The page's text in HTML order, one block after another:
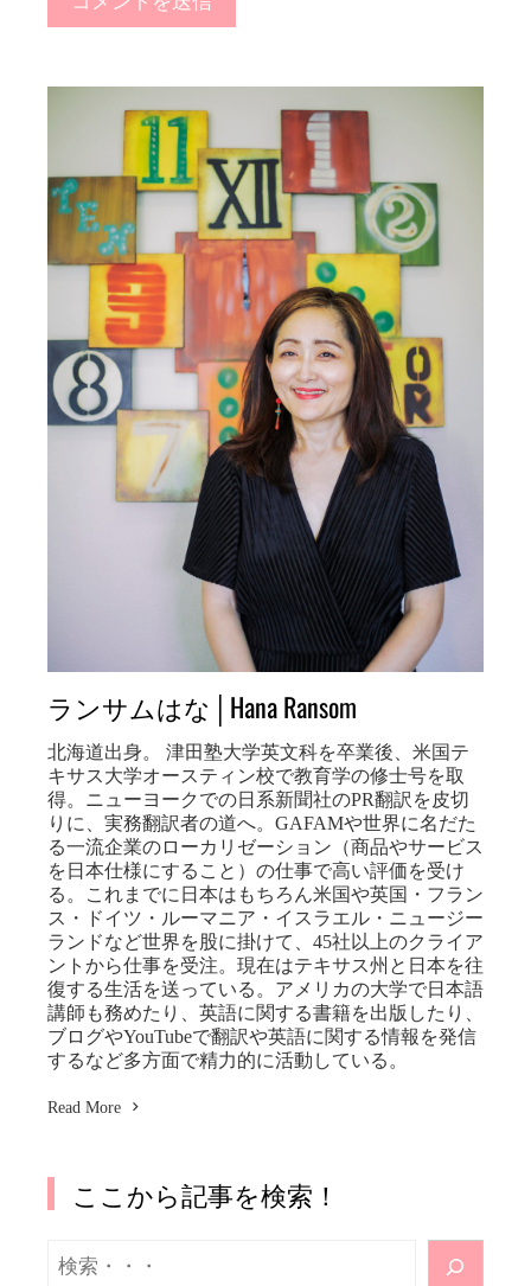
ランサムはな│Hana Ransom
北海道出身。 津田塾大学英文科を卒業後、米国テ
キサス大学オースティン校で教育学の修士号を取
得。ニューヨークでの日系新聞社のPR翻訳を皮切
りに、実務翻訳者の道へ。GAFAMや世界に名だた
る一流企業のローカリゼーション（商品やサービス
を日本仕様にすること）の仕事で高い評価を受け
る。これまでに日本はもちろん米国や英国・フラン
ス・ドイツ・ルーマニア・イスラエル・ニュージー
ランドなど世界を股に掛けて、45社以上のクライア
ントから仕事を受注。現在はテキサス州と日本を往
復する生活を送っている。アメリカの大学で日本語
講師も務めたり、英語に関する書籍を出版したり、
ブログやYouTubeで翻訳や英語に関する情報を発信
するなど多方面で精力的に活動している。
Read More
ここから記事を検索！
索